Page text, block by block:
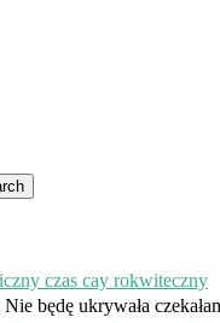
Nie będę ukrywała